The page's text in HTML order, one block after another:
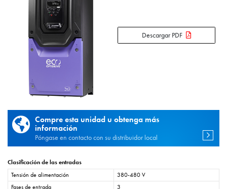
Descargar PDF
Compre esta unidad u obtenga más
información
Póngase en contacto con su distribuidor local
Clasificación de las entradas
Tensión de alimentación
380-480 V
Fases de entrada
3